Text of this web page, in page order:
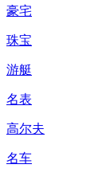
豪宅
珠宝
游艇
名表
高尔夫
名车